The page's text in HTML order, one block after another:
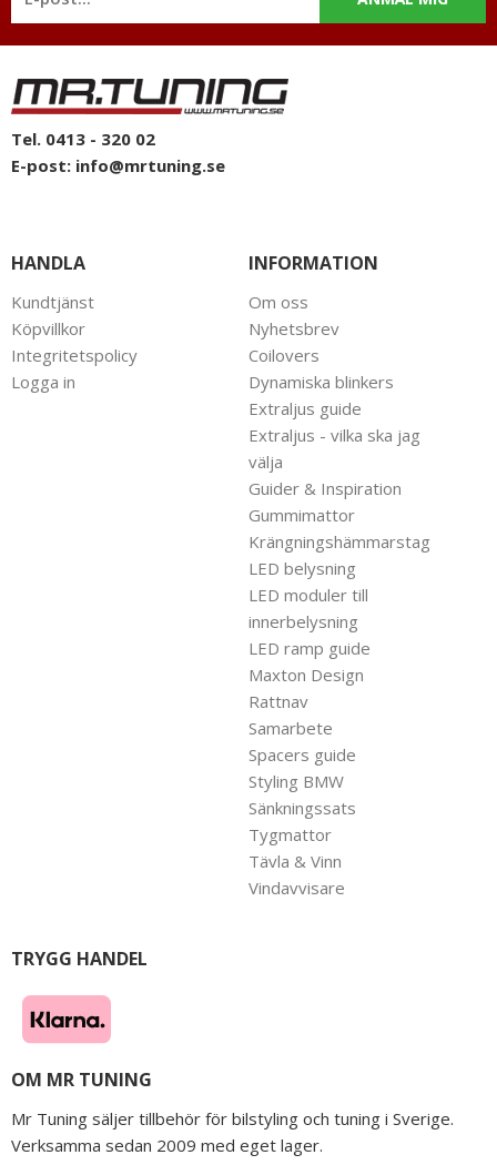
Tel. 0413 - 320 02
E-post: info@mrtuning.se
HANDLA
Kundtjänst
Köpvillkor
Integritetspolicy
Logga in
INFORMATION
Om oss
Nyhetsbrev
Coilovers
Dynamiska blinkers
Extraljus guide
Extraljus - vilka ska jag
välja
Guider & Inspiration
Gummimattor
Krängningshämmarstag
LED belysning
LED moduler till
innerbelysning
LED ramp guide
Maxton Design
Rattnav
Samarbete
Spacers guide
Styling BMW
Sänkningssats
Tygmattor
Tävla & Vinn
Vindavvisare
TRYGG HANDEL
OM MR TUNING
Mr Tuning säljer tillbehör för bilstyling och tuning i Sverige.
Verksamma sedan 2009 med eget lager.